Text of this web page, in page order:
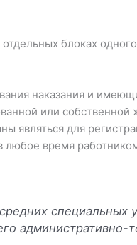
блоках
наказания и
или
являться для
время
специальных
административно-